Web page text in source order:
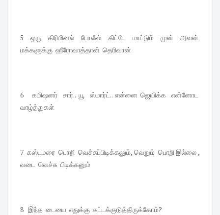
5 ஒரு கிரிமினல் போலீஸ் கிட்டே மாட்டும் முன் அவன்
மக்களுக்கு ஹீரோவாத்தான் தெரிவான்
6 கமிஷனர் சார்.. யூ ஸ்மார்ட்.. என்னை ஜெயிக்க என்னோட
வாழ்த்துகள்
7 கஸ்டமரை பொறி வெச்சுப்பிடிக்கனும், வெறும் பொறி இல்லை ,
வடை வெச்சு பிடிக்கனும்
8 இந்த டையை எதுக்கு கட்டக்குடுத்திருக்கோம்?